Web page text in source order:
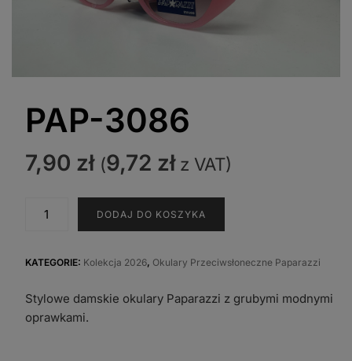
PAP-3086
7,90 zł (9,72 złz VAT)
DODAJ DO KOSZYKA
KATEGORIE: Kolekcja 2026, Okulary Przeciwsłoneczne Paparazzi
Stylowe damskie okulary Paparazzi z grubymi modnymi
oprawkami.